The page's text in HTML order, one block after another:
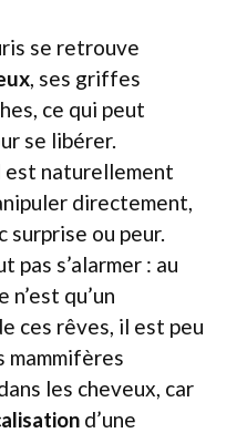
se retrouve
, ses griffes
ce qui peut
se libérer.
est naturellement
directement,
surprise ou peur.
pas s’alarmer : au
qu’un
ces rêves, il est peu
mammifères
les cheveux, car
d’une